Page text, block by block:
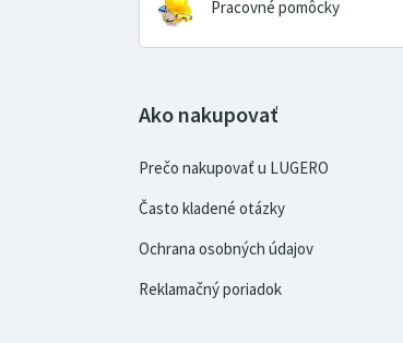
Pracovné pomôcky
Ako nakupovať
Prečo nakupovať u LUGERO
Často kladené otázky
Ochrana osobných údajov
Reklamačný poriadok